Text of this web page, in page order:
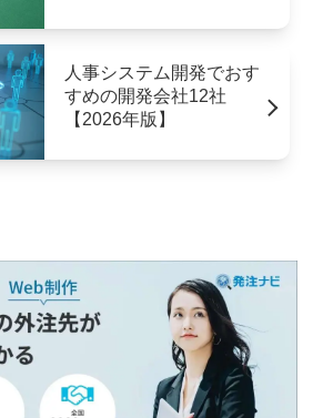
人事システム開発でおす
すめの開発会社12社
【2026年版】